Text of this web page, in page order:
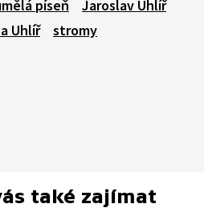
píseň
Jaroslav Uhlíř
Uhlíř
stromy
také zajímat